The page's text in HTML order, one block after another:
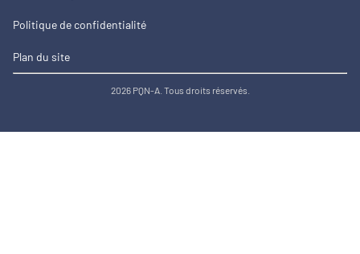
Politique de confidentialité
Plan du site
2026 PQN-A. Tous droits réservés.